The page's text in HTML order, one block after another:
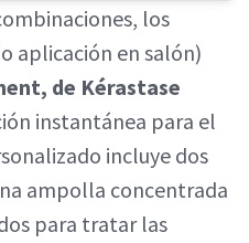
los
aplicación en salón)
de Kérastase
instantánea para el
incluye dos
ampolla concentrada
para tratar las